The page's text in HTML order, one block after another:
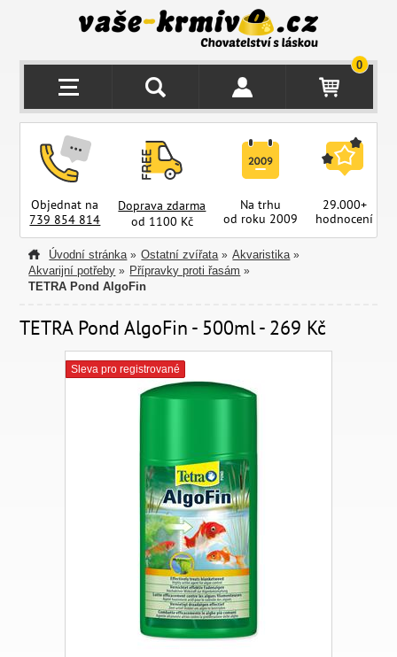
0
Objednat na
739 854 814
Doprava zdarma
od 1100 Kč
Na trhu
od roku 2009
29.000+
hodnocení
Úvodní stránka » Ostatní zvířata » Akvaristika »
Akvarijní potřeby » Přípravky proti řasám »
TETRA Pond AlgoFin
TETRA Pond AlgoFin - 500ml - 269 Kč
Sleva pro registrované